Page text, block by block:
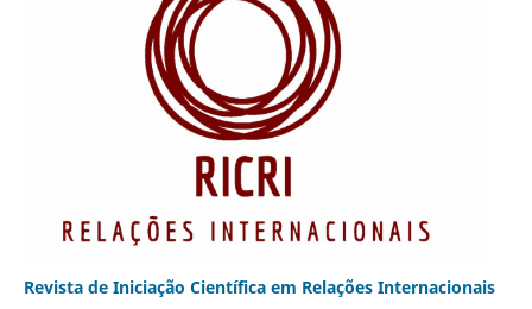
Revista de Iniciação Científica em Relações Internacionais